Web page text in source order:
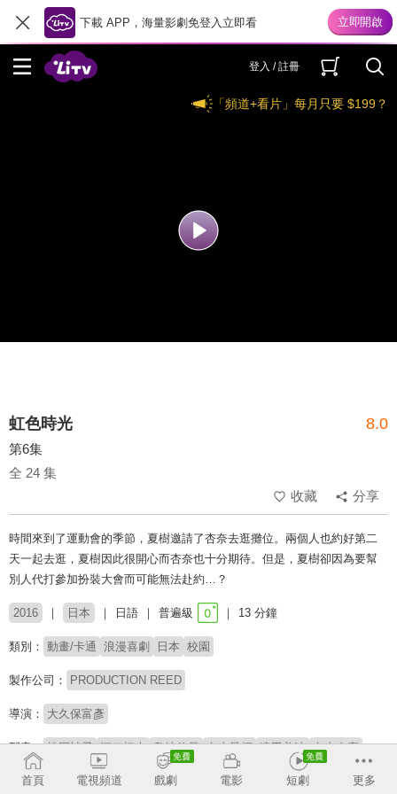
下載 APP，海量影劇免登入立即看
登入 / 註冊
「頻道+看片」每月只要 $199？
虹色時光 8.0
第6集
全 24 集
收藏
分享
時間來到了運動會的季節，夏樹邀請了杏奈去逛攤位。兩個人也約好第二
天一起去逛，夏樹因此很開心而杏奈也十分期待。但是，夏樹卻因為要幫
別人代打參加扮裝大會而可能無法赴約…？
2016 日本 日語 普遍級 13 分鐘
類別： 動畫/卡通 浪漫喜劇 日本 校園
製作公司： PRODUCTION REED
導演： 大久保富彥
配音： 松岡禎丞 江口拓也 島崎信長 內山昂輝 津田美波 內山夕實
石上靜香 茅野愛衣
首頁
電視頻道 戲劇 電影 短劇 更多